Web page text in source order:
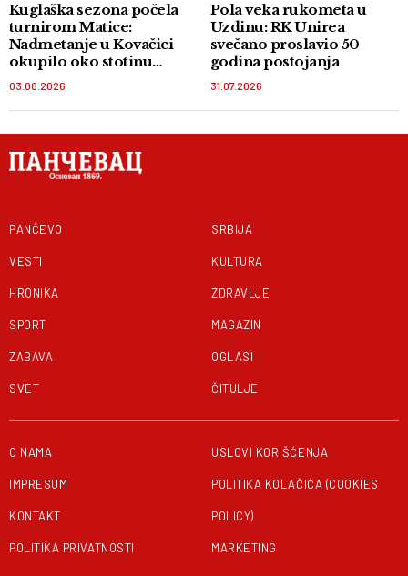
Kuglaška sezona počela
turnirom Matice:
Nadmetanje u Kovačici
okupilo oko stotinu
takmičara
03.08.2026
Pola veka rukometa u
Uzdinu: RK Unirea
svečano proslavio 50
godina postojanja
31.07.2026
PANČEVO
VESTI
HRONIKA
SPORT
ZABAVA
SVET
SRBIJA
KULTURA
ZDRAVLJE
MAGAZIN
OGLASI
ČITULJE
O NAMA
IMPRESUM
KONTAKT
POLITIKA PRIVATNOSTI
USLOVI KORIŠĆENJA
POLITIKA KOLAČIĆA (COOKIES
POLICY)
MARKETING